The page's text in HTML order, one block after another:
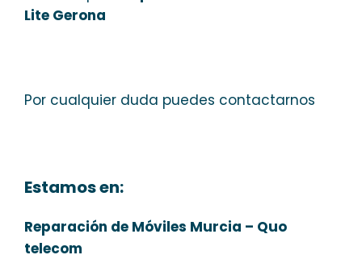
Lite Gerona
Por cualquier duda puedes contactarnos
Estamos en:
Reparación de Móviles Murcia – Quo
telecom